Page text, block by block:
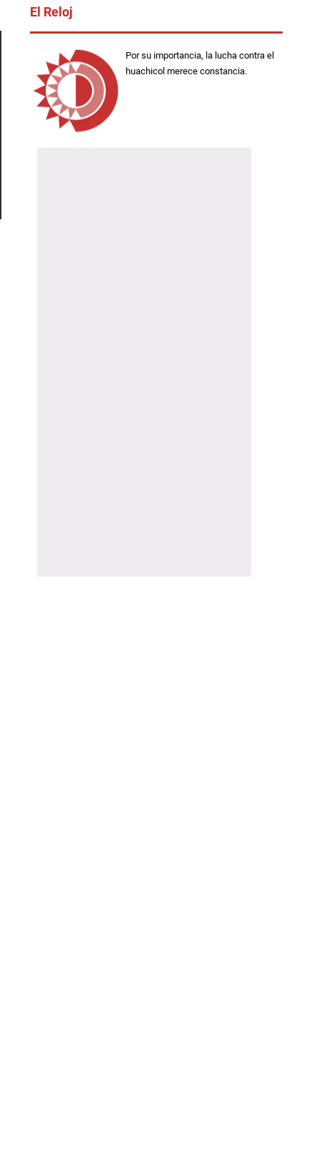
El Reloj
Por su importancia, la lucha contra el
huachicol merece constancia.